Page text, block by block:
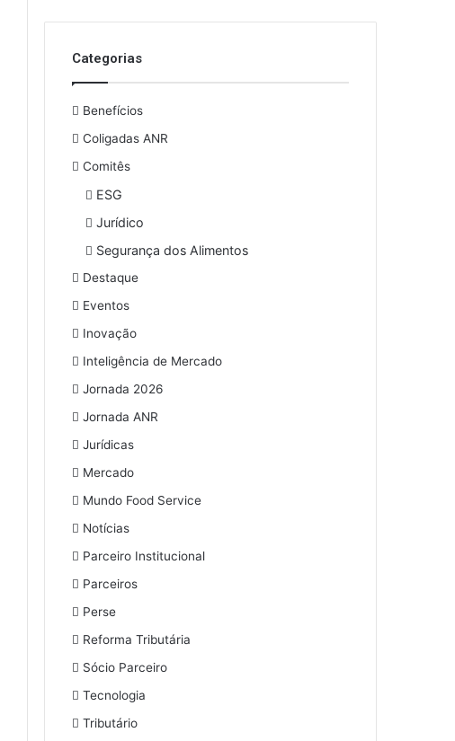
s
u
e
d
e
e
a
i
Categorias
Benefícios
Coligadas ANR
Comitês
ESG
Jurídico
Segurança dos Alimentos
Destaque
Eventos
Inovação
Inteligência de Mercado
Jornada 2026
Jornada ANR
Jurídicas
Mercado
Mundo Food Service
Notícias
Parceiro Institucional
Parceiros
Perse
Reforma Tributária
Sócio Parceiro
Tecnologia
Tributário